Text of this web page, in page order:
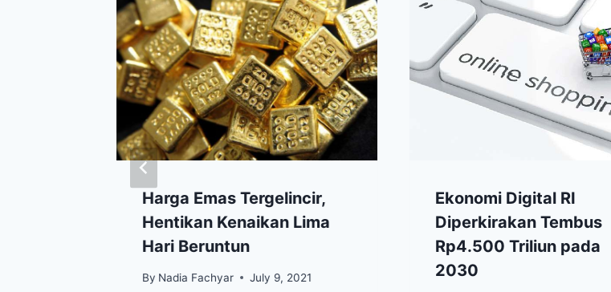
Harga Emas Tergelincir,
Hentikan Kenaikan Lima
Hari Beruntun
By Nadia Fachyar July 9, 2021
Ekonomi Digital RI
Diperkirakan Tembus
Rp4.500 Triliun pada
2030